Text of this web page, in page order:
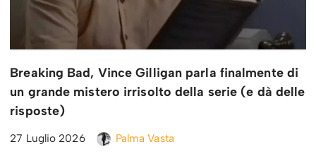
Breaking Bad, Vince Gilligan parla finalmente di
un grande mistero irrisolto della serie (e dà delle
risposte)
27 Luglio 2026 Palma Vasta